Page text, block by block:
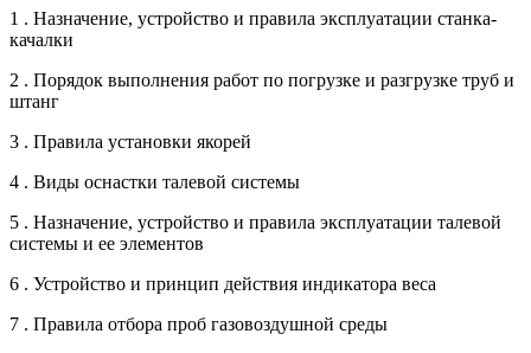
1 . Назначение, устройство и правила эксплуатации станка-
качалки
2 . Порядок выполнения работ по погрузке и разгрузке труб и
штанг
3 . Правила установки якорей
4 . Виды оснастки талевой системы
5 . Назначение, устройство и правила эксплуатации талевой
системы и ее элементов
6 . Устройство и принцип действия индикатора веса
7 . Правила отбора проб газовоздушной среды